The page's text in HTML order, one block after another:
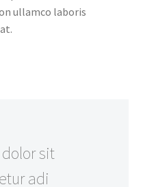
ullamco laboris
sit
adi